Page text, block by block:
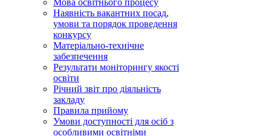
Мова освітнього процесу
Наявність вакантних посад,
умови та порядок проведення
конкурсу
Матеріально-технічне
забезпечення
Результати моніторингу якості
освіти
Річний звіт про діяльність
закладу
Правила прийому
Умови доступності для осіб з
особливими освітніми